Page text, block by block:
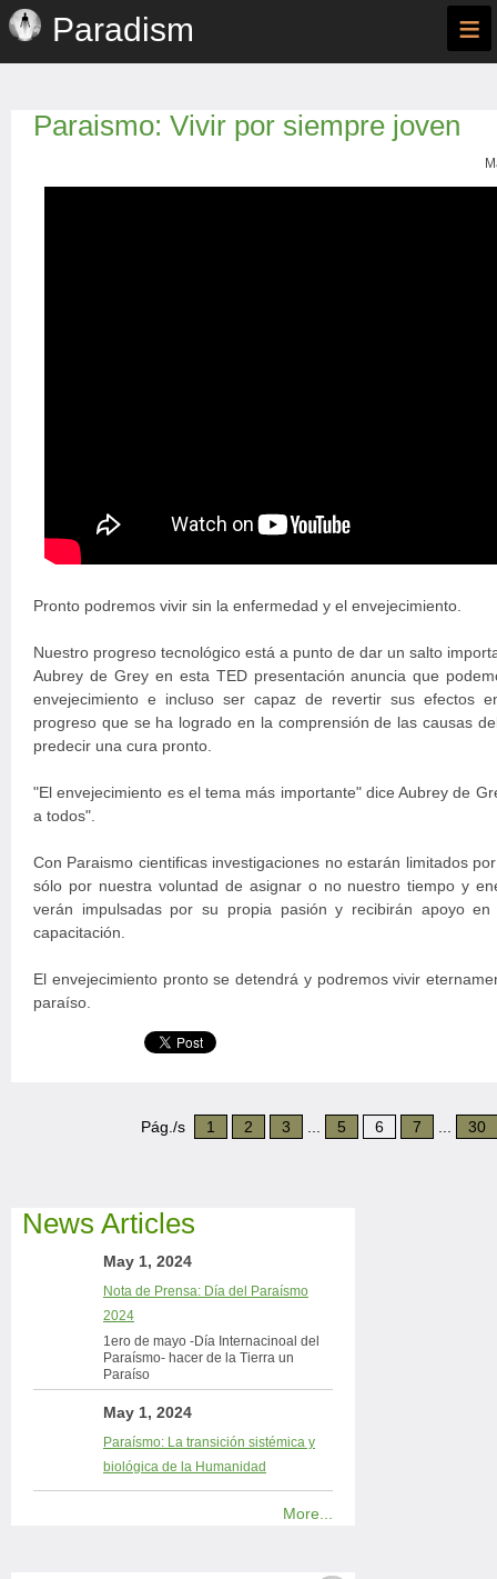
Paradism ≡
Paraismo: Vivir por siempre joven
Pronto podremos vivir sin la enfermedad y el envejecimiento.
Nuestro progreso tecnológico está a punto de dar un salto
Aubrey de Grey en esta TED presentación anuncia que
envejecimiento e incluso ser capaz de revertir sus efectos
progreso que se ha logrado en la comprensión de las causas
predecir una cura pronto.
"El envejecimiento es el tema más importante" dice Aubrey de
a todos".
Con Paraismo cientificas investigaciones no estarán limitados
sólo por nuestra voluntad de asignar o no nuestro tiempo y
verán impulsadas por su propia pasión y recibirán apoyo
capacitación.
El envejecimiento pronto se detendrá y podremos vivir
paraíso.
Pág./s 1 2 3 5 6 7 30
News Articles
May 1, 2024
Nota de Prensa: Día del Paraísmo
2024
1ero de mayo -Día Internacinoal del
Paraísmo- hacer de la Tierra un
Paraíso
May 1, 2024
Paraísmo: La transición sistémica y
biológica de la Humanidad
More...